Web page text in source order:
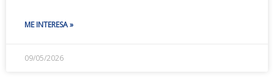
ME INTERESA »
09/05/2026